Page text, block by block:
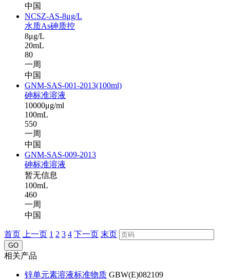
中国
NCSZ-AS-8μg/L
水质As砷质控
8μg/L
20mL
80
一周
中国
GNM-SAS-001-2013(100ml)
砷标准溶液
10000μg/ml
100mL
550
一周
中国
GNM-SAS-009-2013
砷标准溶液
暂无信息
100mL
460
一周
中国
首页 上一页 1 2 3 4 下一页 末页
GO
相关产品
锌单元素溶液标准物质 GBW(E)082109